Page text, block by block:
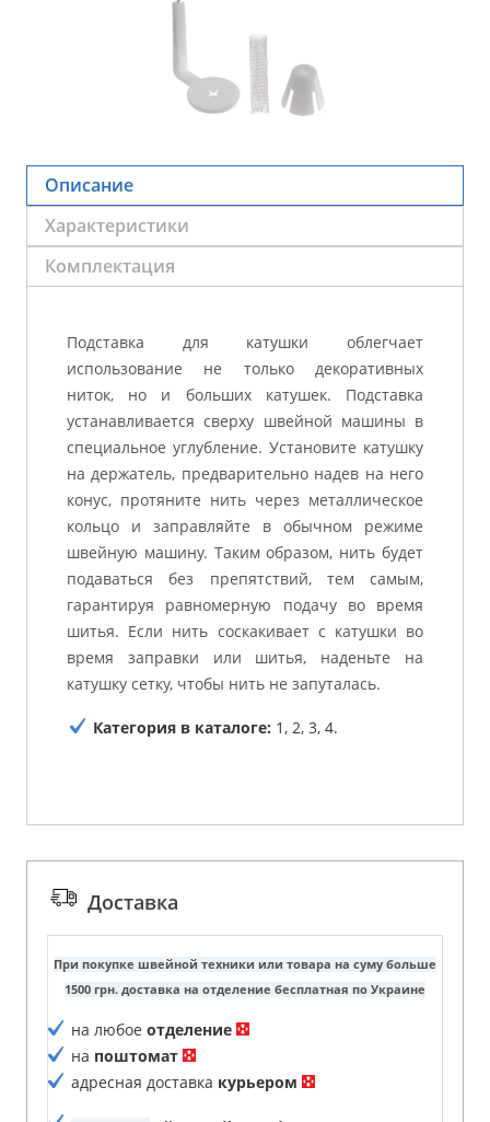
Описание
Характеристики
Комплектация
Подставка для катушки облегчает
использование не только декоративных
ниток, но и больших катушек. Подставка
устанавливается сверху швейной машины в
специальное углубление. Установите катушку
на держатель, предварительно надев на него
конус, протяните нить через металлическое
кольцо и заправляйте в обычном режиме
швейную машину. Таким образом, нить будет
подаваться без препятствий, тем самым,
гарантируя равномерную подачу во время
шитья. Если нить соскакивает с катушки во
время заправки или шитья, наденьте на
катушку сетку, чтобы нить не запуталась.
Категория в каталоге: 1, 2, 3, 4.
Доставка
При покупке швейной техники или товара на суму больше
1500 грн. доставка на отделение бесплатная по Украине
на любое отделение
на поштомат
адресная доставка курьером